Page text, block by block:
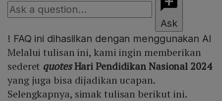
Ask
! FAQ ini dihasilkan dengan menggunakan AI
Melalui tulisan ini, kami ingin memberikan
sederet quotesHari Pendidikan Nasional 2024
yang juga bisa dijadikan ucapan.
Selengkapnya, simak tulisan berikut ini.